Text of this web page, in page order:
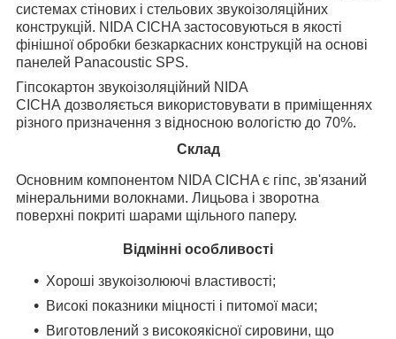
системах стінових і стельових звукоізоляційних
конструкцій. NIDA CICHA застосовуються в якості
фінішної обробки безкаркасних конструкцій на основі
панелей Panacoustic SPS.
Гіпсокартон звукоізоляційний NIDA
CICHA дозволяється використовувати в приміщеннях
різного призначення з відносною вологістю до 70%.
Склад
Основним компонентом NIDA CICHA є гіпс, зв'язаний
мінеральними волокнами. Лицьова і зворотна
поверхні покриті шарами щільного паперу.
Відмінні особливості
Хороші звукоізолюючі властивості;
Високі показники міцності і питомої маси;
Виготовлений з високоякісної сировини, що